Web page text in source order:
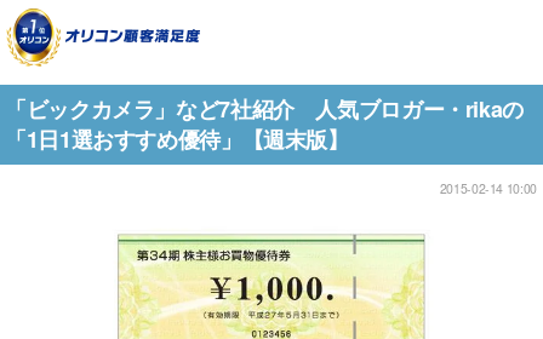
「ビックカメラ」など7社紹介 人気ブロガー・rikaの
「1日1選おすすめ優待」【週末版】
2015-02-14 10:00